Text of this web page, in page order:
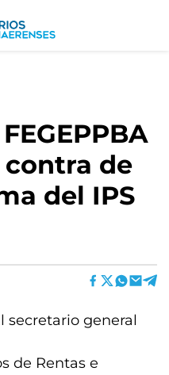
de
del IPS
secretario general
de Rentas e